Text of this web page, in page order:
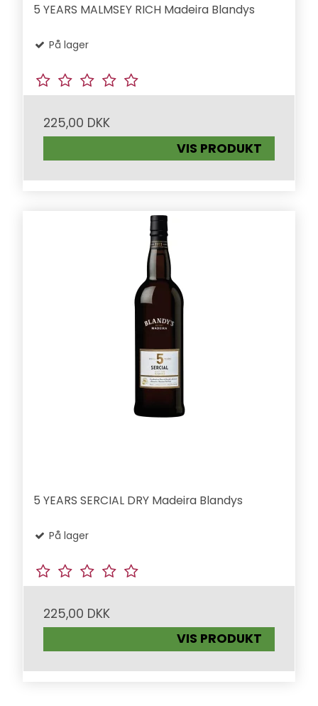
5 YEARS MALMSEY RICH Madeira Blandys
På lager
225,00 DKK
VIS PRODUKT
5 YEARS SERCIAL DRY Madeira Blandys
På lager
225,00 DKK
VIS PRODUKT